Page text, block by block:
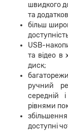
швидкого
та
більш
USB-
та відео в
диск;
ручний
середній
рівнями
доступні